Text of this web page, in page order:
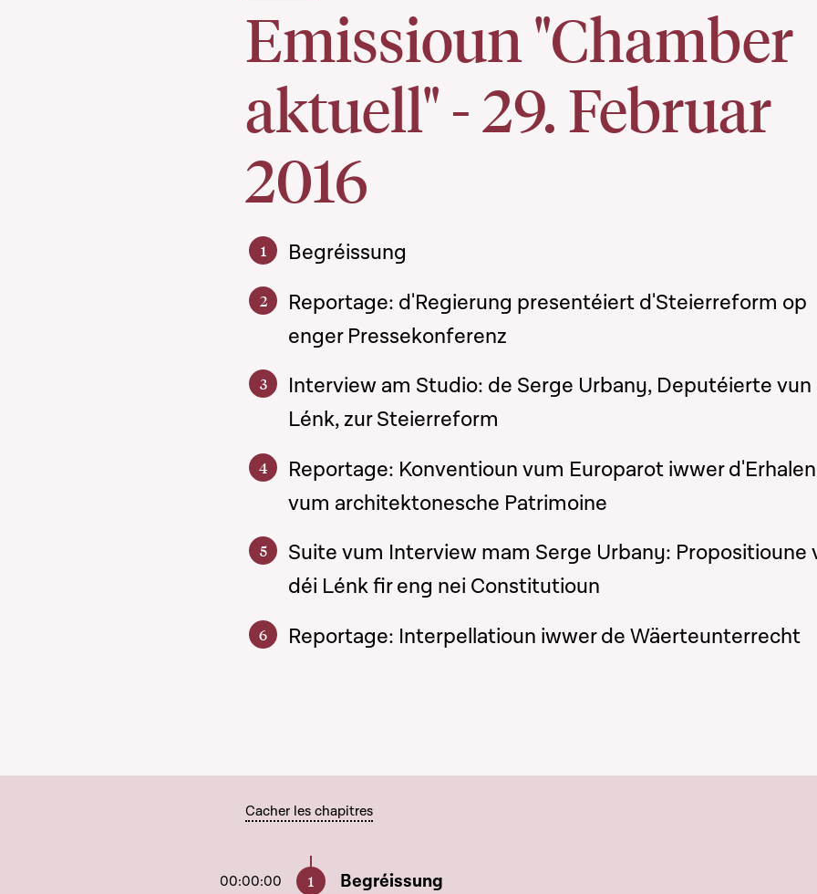
Emissioun "Chamber
aktuell" - 29. Februar
2016
Begréissung
Reportage: d'Regierung presentéiert d'Steierreform op
enger Pressekonferenz
Interview am Studio: de Serge Urbany, Deputéierte vun
Lénk, zur Steierreform
Reportage: Konventioun vum Europarot iwwer d'Erhalen
vum architektonesche Patrimoine
Suite vum Interview mam Serge Urbany: Propositioune
déi Lénk fir eng nei Constitutioun
Reportage: Interpellatioun iwwer de Wäerteunterrecht
Cacher les chapitres
00:00:00 Aller à ce chapitre
Begréissung